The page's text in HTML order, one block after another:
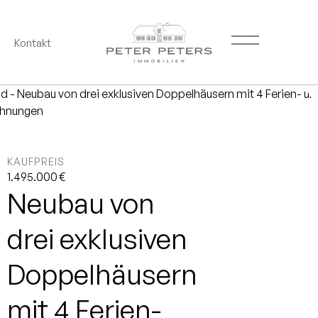
Kontakt
KAUFPREIS
1.495.000 €
Neubau von
drei exklusiven
Doppelhäusern
mit 4 Ferien-